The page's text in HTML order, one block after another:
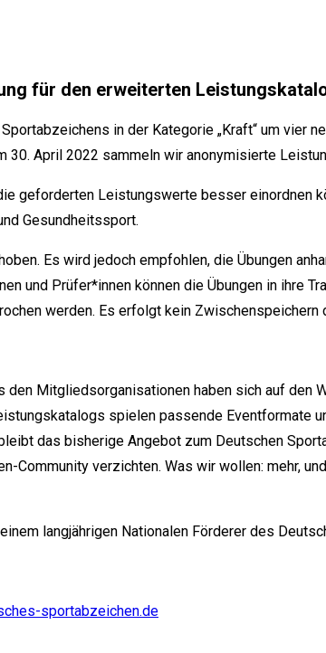
für den erweiterten
in der Kategorie „Kraft“ um vier
April 2022 sammeln wir anonymisierte
geforderten Leistungswerte besser einordnen
Gesundheitssport.
Es wird jedoch empfohlen, die Übungen
und Prüfer*innen können die Übungen in ihre
werden. Es erfolgt kein Zwischenspeichern
Mitgliedsorganisationen haben sich auf den
spielen passende Eventformate
das bisherige Angebot zum Deutschen
Community verzichten. Was wir wollen: mehr,
langjährigen Nationalen Förderer des
sportabzeichen.de